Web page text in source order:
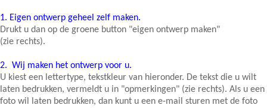
1. Eigen ontwerp geheel zelf maken.
Drukt u dan op de groene button "eigen ontwerp maken"
(zie rechts).
2. Wij maken het ontwerp voor u.
U kiest een lettertype, tekstkleur van hieronder. De tekst die u wilt
laten bedrukken, vermeldt u in "opmerkingen" (zie rechts). Als u een
foto wil laten bedrukken, dan kunt u een e-mail sturen met de foto